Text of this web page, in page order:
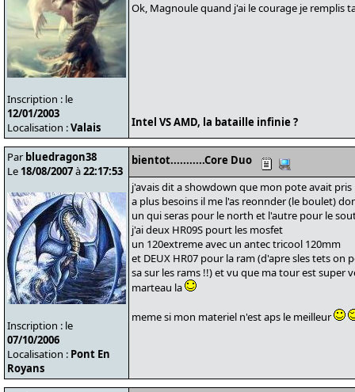
Inscription : le
12/01/2003
Localisation :Valais
Ok, Magnoule quand j'ai le courage je remplis
Intel VS AMD, la bataille infinie ?
Par bluedragon38
Le 18/08/2007à22:17:53
Inscription : le
07/10/2006
Localisation : Pont En
Royans
bientot...........Core Duo
j'avais dit a showdown que mon pote avait
a plus besoins il me l'as reonnder (le boulet)
un qui seras pour le north et l'autre pour le
j'ai deux HR09S pourt les mosfet
un 120extreme avec un antec tricool 120mm
et DEUX HR07 pour la ram (d'apre sles tets on
sa sur les rams !!) et vu que ma tour est super
marteau la
meme si mon materiel n'est aps le meilleur